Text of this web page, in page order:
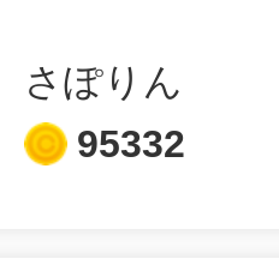
さぽりん
95332
問い合わせ
プライバシーポ